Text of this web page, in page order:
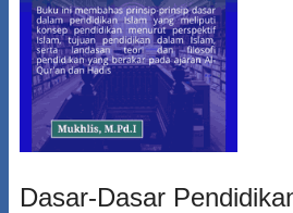
Dasar-Dasar